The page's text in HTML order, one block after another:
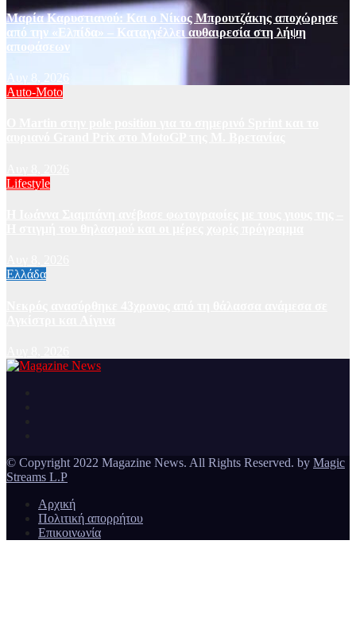
Μαρία Καρυστιανού: Και ο Νίκος Μπρουτζάκης αποχώρησε
από την «Ελπίδα» – Καταγγέλλει αυθαιρεσία στη λήψη
αποφάσεων
Αυγ 8, 2026
Auto-Moto
Lifestyle
Ελλάδα
© Copyright 2022 Magazine News. All Rights Reserved. by Magic
Streams L.P
Αρχική
Πολιτική απορρήτου
Επικοινωνία